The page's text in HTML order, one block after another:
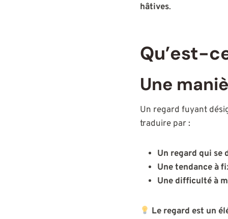
hâtives.
Qu’est-
Une
Un regard fuyant
traduire par :
Un regard qui se
Une tendance à
Une difficulté à
Le regard est un